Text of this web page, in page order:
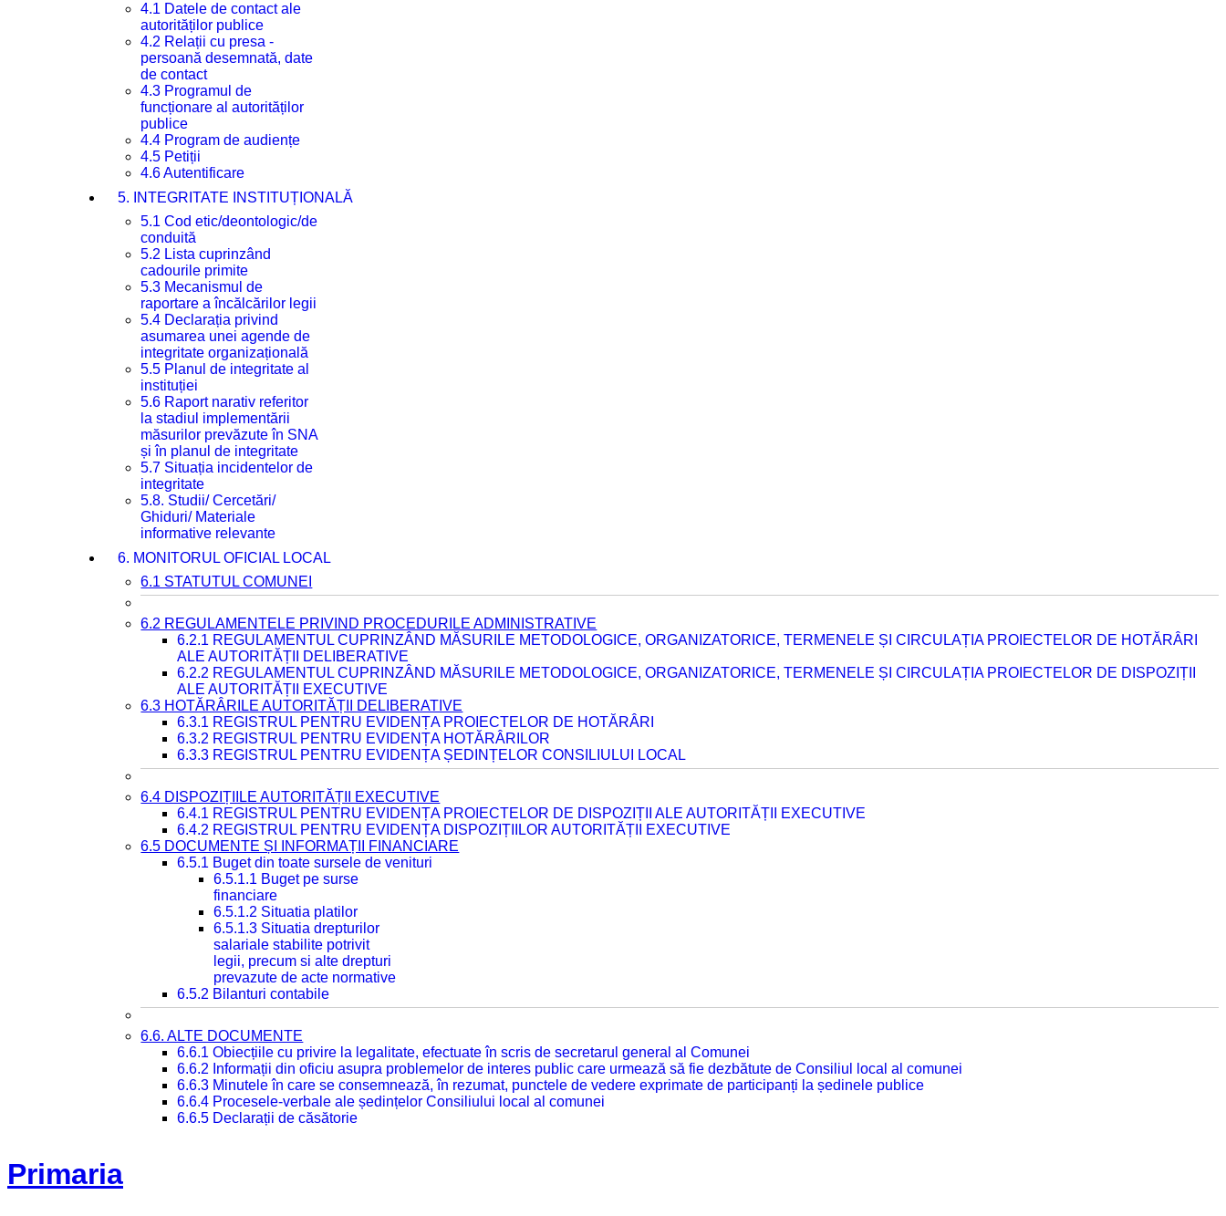
4.1 Datele de contact ale
autorităților publice
4.2 Relații cu presa -
persoană desemnată, date
de contact
4.3 Programul de
funcționare al autorităților
publice
4.4 Program de audiențe
4.5 Petiții
4.6 Autentificare
5. INTEGRITATE INSTITUȚIONALĂ
5.1 Cod etic/deontologic/de
conduită
5.2 Lista cuprinzând
cadourile primite
5.3 Mecanismul de
raportare a încălcărilor legii
5.4 Declarația privind
asumarea unei agende de
integritate organizațională
5.5 Planul de integritate al
instituției
5.6 Raport narativ referitor
la stadiul implementării
măsurilor prevăzute în SNA
și în planul de integritate
5.7 Situația incidentelor de
integritate
5.8. Studii/ Cercetări/
Ghiduri/ Materiale
informative relevante
6. MONITORUL OFICIAL LOCAL
6.1 STATUTUL COMUNEI
6.2 REGULAMENTELE PRIVIND PROCEDURILE ADMINISTRATIVE
6.2.1 REGULAMENTUL CUPRINZÂND MĂSURILE METODOLOGICE, ORGANIZATORICE, TERMENELE ȘI CIRCULAȚIA PROIECTELOR DE HOTĂRÂRI
ALE AUTORITĂȚII DELIBERATIVE
6.2.2 REGULAMENTUL CUPRINZÂND MĂSURILE METODOLOGICE, ORGANIZATORICE, TERMENELE ȘI CIRCULAȚIA PROIECTELOR DE DISPOZIȚII
ALE AUTORITĂȚII EXECUTIVE
6.3 HOTĂRÂRILE AUTORITĂȚII DELIBERATIVE
6.3.1 REGISTRUL PENTRU EVIDENȚA PROIECTELOR DE HOTĂRÂRI
6.3.2 REGISTRUL PENTRU EVIDENȚA HOTĂRÂRILOR
6.3.3 REGISTRUL PENTRU EVIDENȚA ȘEDINȚELOR CONSILIULUI LOCAL
6.4 DISPOZIȚIILE AUTORITĂȚII EXECUTIVE
6.4.1 REGISTRUL PENTRU EVIDENȚA PROIECTELOR DE DISPOZIȚII ALE AUTORITĂȚII EXECUTIVE
6.4.2 REGISTRUL PENTRU EVIDENȚA DISPOZIȚIILOR AUTORITĂȚII EXECUTIVE
6.5 DOCUMENTE ȘI INFORMAȚII FINANCIARE
6.5.1 Buget din toate sursele de venituri
6.5.1.1 Buget pe surse
financiare
6.5.1.2 Situatia platilor
6.5.1.3 Situatia drepturilor
salariale stabilite potrivit
legii, precum si alte drepturi
prevazute de acte normative
6.5.2 Bilanturi contabile
6.6. ALTE DOCUMENTE
6.6.1 Obiecțiile cu privire la legalitate, efectuate în scris de secretarul general al Comunei
6.6.2 Informații din oficiu asupra problemelor de interes public care urmează să fie dezbătute de Consiliul local al comunei
6.6.3 Minutele în care se consemnează, în rezumat, punctele de vedere exprimate de participanți la ședinele publice
6.6.4 Procesele-verbale ale ședințelor Consiliului local al comunei
6.6.5 Declarații de căsătorie
Primaria